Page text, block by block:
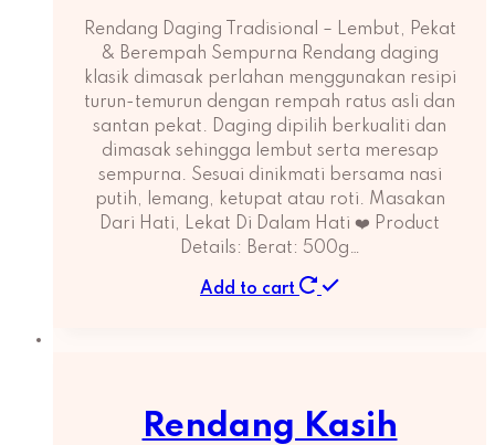
Rendang Daging Tradisional – Lembut, Pekat
& Berempah Sempurna Rendang daging
klasik dimasak perlahan menggunakan resipi
turun-temurun dengan rempah ratus asli dan
santan pekat. Daging dipilih berkualiti dan
dimasak sehingga lembut serta meresap
sempurna. Sesuai dinikmati bersama nasi
putih, lemang, ketupat atau roti. Masakan
Dari Hati, Lekat Di Dalam Hati ❤️ Product
Details: Berat: 500g…
Add to cart
Rendang Kasih